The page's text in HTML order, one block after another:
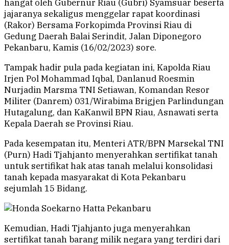
hangat oleh Gubernur Riau (Gubri) Syamsuar beserta
jajaranya sekaligus menggelar rapat koordinasi
(Rakor) Bersama Forkopimda Provinsi Riau di
Gedung Daerah Balai Serindit, Jalan Diponegoro
Pekanbaru, Kamis (16/02/2023) sore.
Tampak hadir pula pada kegiatan ini, Kapolda Riau
Irjen Pol Mohammad Iqbal, Danlanud Roesmin
Nurjadin Marsma TNI Setiawan, Komandan Resor
Militer (Danrem) 031/Wirabima Brigjen Parlindungan
Hutagalung, dan KaKanwil BPN Riau, Asnawati serta
Kepala Daerah se Provinsi Riau.
Pada kesempatan itu, Menteri ATR/BPN Marsekal TNI
(Purn) Hadi Tjahjanto menyerahkan sertifikat tanah
untuk sertifikat hak atas tanah melalui konsolidasi
tanah kepada masyarakat di Kota Pekanbaru
sejumlah 15 Bidang.
Kemudian, Hadi Tjahjanto juga menyerahkan
sertifikat tanah barang milik negara yang terdiri dari